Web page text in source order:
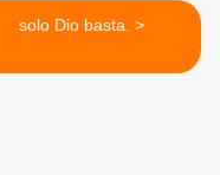
solo Dio basta. >